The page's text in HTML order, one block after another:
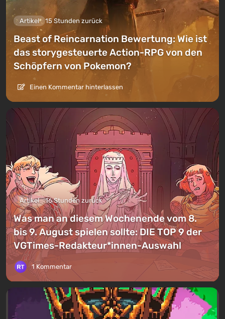
Artikel 15 Stunden zurück
Beast of Reincarnation Bewertung: Wie ist
das storygesteuerte Action-RPG von den
Schöpfern von Pokemon?
Einen Kommentar hinterlassen
Artikel 16 Stunden zurück
Was man an diesem Wochenende vom 8.
bis 9. August spielen sollte: DIE TOP 9 der
VGTimes-Redakteur*innen-Auswahl
1 Kommentar